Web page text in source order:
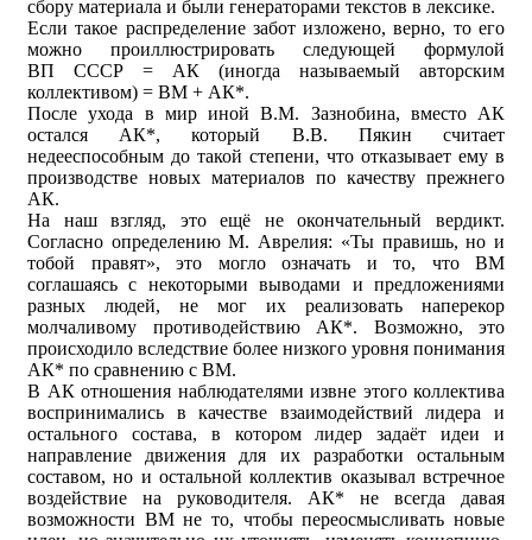
сбору материала и были генераторами текстов в лексике.
Если такое распределение забот изложено, верно, то его
можно проиллюстрировать следующей формулой
ВП СССР = АК (иногда называемый авторским
коллективом) = ВМ + АК*.
После ухода в мир иной В.М. Зазнобина, вместо АК
остался АК*, который В.В. Пякин считает
недееспособным до такой степени, что отказывает ему в
производстве новых материалов по качеству прежнего
АК.
На наш взгляд, это ещё не окончательный вердикт.
Согласно определению М. Аврелия: «Ты правишь, но и
тобой правят», это могло означать и то, что ВМ
соглашаясь с некоторыми выводами и предложениями
разных людей, не мог их реализовать наперекор
молчаливому противодействию АК*. Возможно, это
происходило вследствие более низкого уровня понимания
АК* по сравнению с ВМ.
В АК отношения наблюдателями извне этого коллектива
воспринимались в качестве взаимодействий лидера и
остального состава, в котором лидер задаёт идеи и
направление движения для их разработки остальным
составом, но и остальной коллектив оказывал встречное
воздействие на руководителя. АК* не всегда давая
возможности ВМ не то, чтобы переосмысливать новые